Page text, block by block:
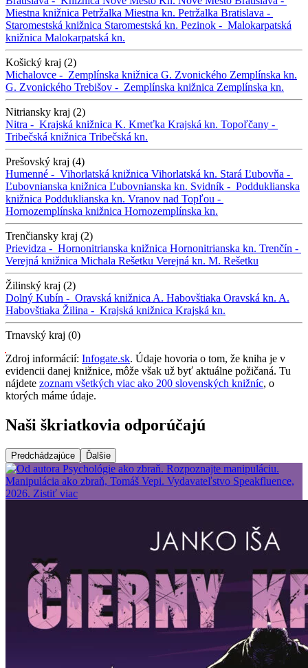
Miestna knižnica Petržalka Miestna kn. Petržalka Bratislava -
Staromestská knižnica Staromestská kn. Pezinok - Malokarpatská
knižnica Malokarpatská kn.
Košický kraj (2)
Michalovce - Zemplínska knižnica G. Zvonického Zemplínska kn.
G. Zvonického Trebišov - Zemplínska knižnica Zemplínska kn.
Nitriansky kraj (2)
Nitra - Krajská knižnica K. Kmeťka Krajská kn. Topoľčany -
Tribečská knižnica Tribečská kn.
Prešovský kraj (4)
Humenné - Vihorlatská knižnica Vihorlatská kn. Stará Ľubovňa -
Ľubovnianska knižnica Ľubovnianska kn. Svidník - Podduklianska
knižnica Podduklianska kn. Vranov nad Topľou -
Hornozemplínska knižnica Hornozemplínska kn.
Trenčiansky kraj (2)
Prievidza - Hornonitrianska knižnica Hornonitrianska kn. Trenčín -
Verejná knižnica Michala Rešetku Verejná kn. M. Rešetku
Žilinský kraj (2)
Dolný Kubín - Oravská knižnica A. Habovštiaka Oravská kn. A.
Habovštiaka Žilina - Krajská knižnica Krajská kn.
Trnavský kraj (0)
Zdroj informácií: Infogate.sk. Údaje hovoria o tom, že kniha je v
evidencii danej knižnice, môže však už byť aktuálne požičaná. Tu
nájdete zoznam všetkých viac ako 200 slovenských knižníc, o
ktorých máme údaje.
Naši škriatkovia odporúčajú
Predchádzajúce Ďalšie